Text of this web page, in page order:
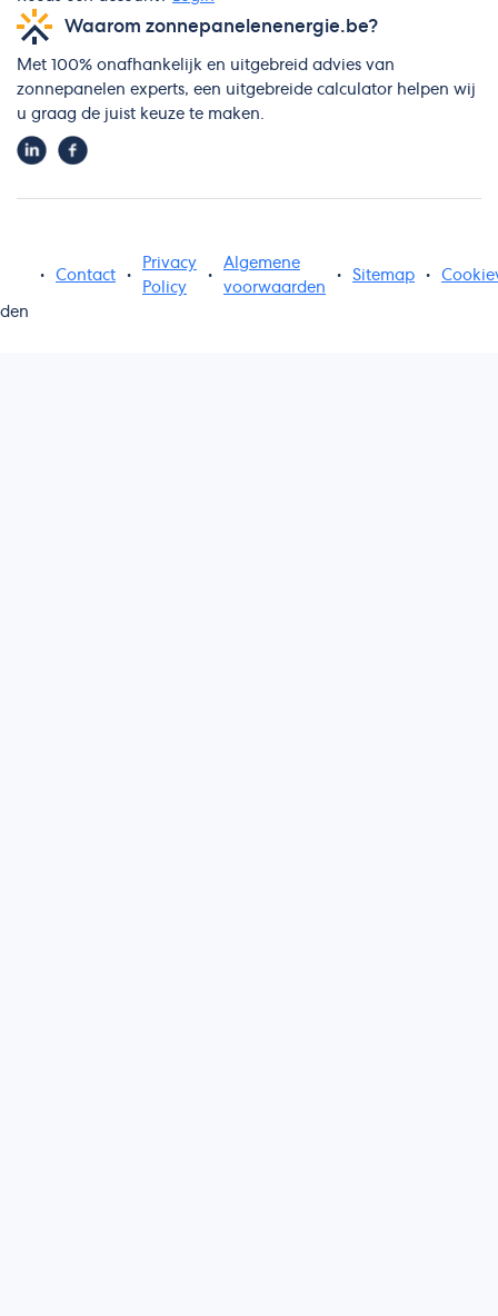
Waarom zonnepanelenenergie.be?
Met 100% onafhankelijk en uitgebreid advies van
zonnepanelen experts, een uitgebreide calculator helpen wij
u graag de juist keuze te maken.
• Contact •
Privacy
Policy
•
Algemene
voorwaarden
• Sitemap •